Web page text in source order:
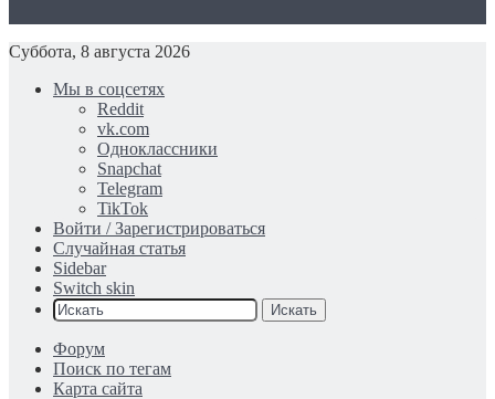
Суббота, 8 августа 2026
Мы в соцсетях
Reddit
vk.com
Одноклассники
Snapchat
Telegram
TikTok
Войти / Зарегистрироваться
Случайная статья
Sidebar
Switch skin
Искать
Форум
Поиск по тегам
Карта сайта